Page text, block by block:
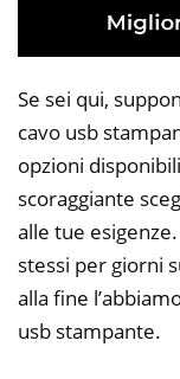
Se sei qui,
cavo usb
opzioni
scoraggiante
alle tue
stessi per giorni
alla fine
usb stampante.